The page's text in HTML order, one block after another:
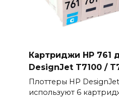
Картриджи HP 761
DesignJet T7100 /
Плоттеры HP
используют 6